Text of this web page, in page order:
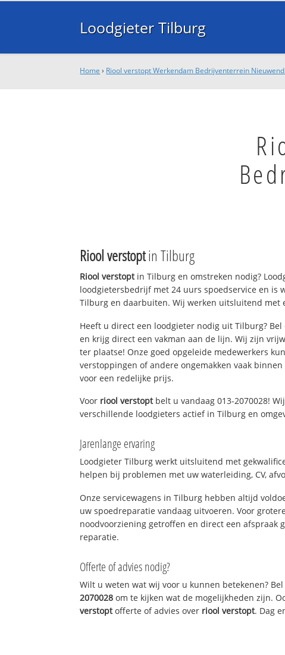
Loodgieter Tilburg
Home › Riool verstopt Werkendam Bedrijventerrein
Riool verstoptin Tilburg
Riool verstoptin Tilburg en omstreken nodig?
loodgietersbedrijf met 24 uurs spoedservice en is
Tilburg en daarbuiten. Wij werken uitsluitend met
Heeft u direct een loodgieter nodig uit Tilburg? Bel
en krijg direct een vakman aan de lijn. Wij zijn
ter plaatse! Onze goed opgeleide medewerkers
verstoppingen of andere ongemakken vaak
voor een redelijke prijs.
Voor riool verstoptbelt u vandaag 013-2070028!
verschillende loodgieters actief in Tilburg en
Jarenlange ervaring
Loodgieter Tilburg werkt uitsluitend met
helpen bij problemen met uw waterleiding, CV,
Onze servicewagens in Tilburg hebben altijd
uw spoedreparatie vandaag uitvoeren. Voor
noodvoorziening getroffen en direct een afspraak
reparatie.
Offerte of advies nodig?
Wilt u weten wat wij voor u kunnen betekenen?
2070028 om te kijken wat de mogelijkheden zijn.
verstoptofferte of advies over riool verstopt. Dag